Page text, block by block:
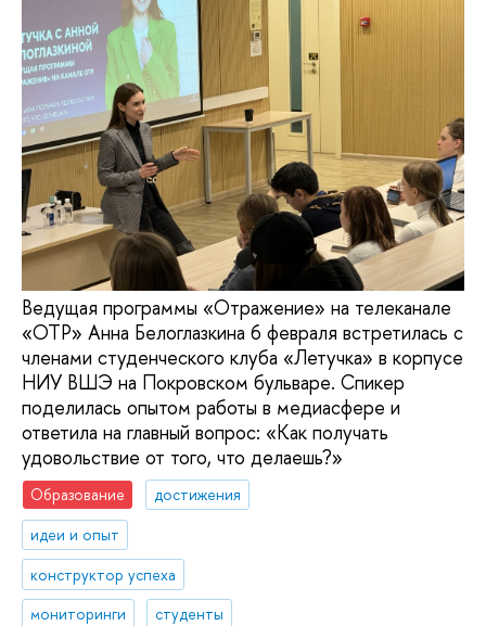
Ведущая программы «Отражение» на телеканале
«ОТР» Анна Белоглазкина 6 февраля встретилась с
членами студенческого клуба «Летучка» в корпусе
НИУ ВШЭ на Покровском бульваре. Спикер
поделилась опытом работы в медиасфере и
ответила на главный вопрос: «Как получать
удовольствие от того, что делаешь?»
Образование
достижения
идеи и опыт
конструктор успеха
мониторинги
студенты